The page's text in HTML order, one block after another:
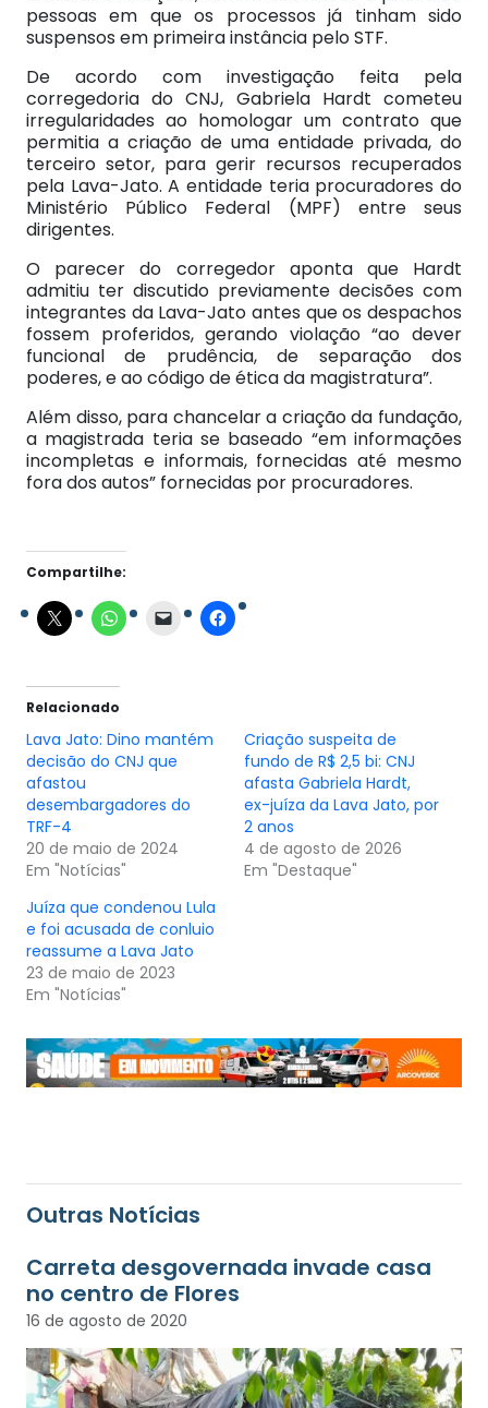
pessoas em que os processos já tinham sido
suspensos em primeira instância pelo STF.
De acordo com investigação feita pela
corregedoria do CNJ, Gabriela Hardt cometeu
irregularidades ao homologar um contrato que
permitia a criação de uma entidade privada, do
terceiro setor, para gerir recursos recuperados
pela Lava-Jato. A entidade teria procuradores do
Ministério Público Federal (MPF) entre seus
dirigentes.
O parecer do corregedor aponta que Hardt
admitiu ter discutido previamente decisões com
integrantes da Lava-Jato antes que os despachos
fossem proferidos, gerando violação “ao dever
funcional de prudência, de separação dos
poderes, e ao código de ética da magistratura”.
Além disso, para chancelar a criação da fundação,
a magistrada teria se baseado “em informações
incompletas e informais, fornecidas até mesmo
fora dos autos” fornecidas por procuradores.
Compartilhe:
Relacionado
Lava Jato: Dino mantém
decisão do CNJ que
afastou
desembargadores do
TRF-4
20 de maio de 2024
Em "Notícias"
Criação suspeita de
fundo de R$ 2,5 bi: CNJ
afasta Gabriela Hardt,
ex-juíza da Lava Jato, por
2 anos
4 de agosto de 2026
Em "Destaque"
Juíza que condenou Lula
e foi acusada de conluio
reassume a Lava Jato
23 de maio de 2023
Em "Notícias"
Outras Notícias
Carreta desgovernada invade casa
no centro de Flores
16 de agosto de 2020